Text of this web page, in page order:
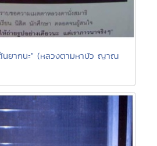
นยากนะ" (หลวงตามหาบัว ญาณ